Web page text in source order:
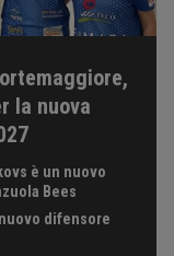
la nuova
è un nuovo
Bees
difensore